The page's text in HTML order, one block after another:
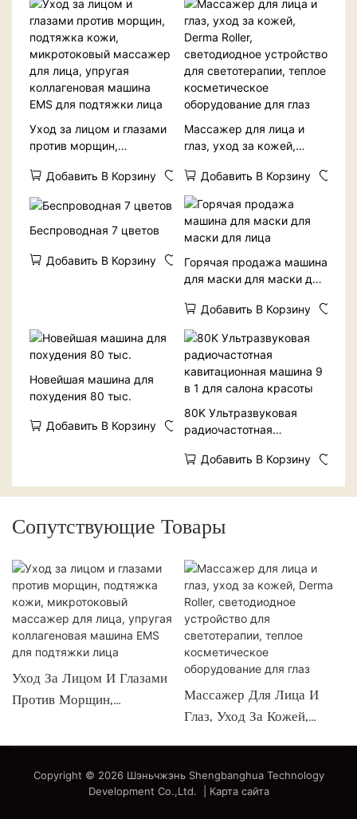
Уход за лицом и глазами
против морщин,
микротоковый массажер
для лица, упругая
коллагеновая машина
EMS для подтяжки лица
Добавить В Корзину
Массажер для лица и
глаз, уход за кожей,
светодиодное устройство
для светотерапии, теплое
косметическое
оборудование для глаз
Добавить В Корзину
Беспроводная 7 цветов
Добавить В Корзину
Горячая продажа машина
для маски для маски для
Добавить В Корзину
Новейшая машина для
похудения 80 тыс.
Добавить В Корзину
80K Ультразвуковая
радиочастотная
в 1 для салона красоты
Добавить В Корзину
Сопутствующие Товары
Уход За Лицом И Глазами
Против Морщин,
Микротоковый Массажер
Коллагеновая Машина
Массажер Для Лица И
Глаз, Уход За Кожей,
Для Светотерапии, Теплое
Косметическое
Copyright © 2026 Шэньчжэнь Shengbanghua Technology
Development Co.,Ltd. | Карта сайта